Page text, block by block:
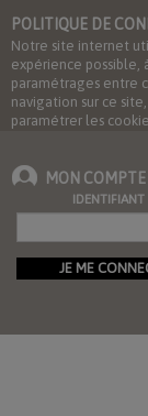
POLITIQUE DE
Notre site internet
expérience possible,
paramétrages entre
navigation sur ce
paramétrer les
MON COMPTE
IDENTIFIANT
JE ME